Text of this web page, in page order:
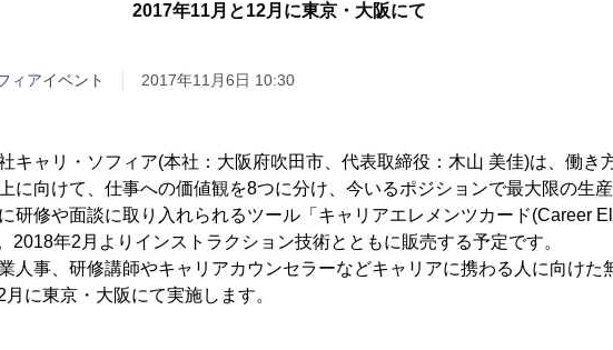
2017年11月と12月に東京・大阪にて
ィアイベント 2017年11月6日 10:30
キャリ・ソフィア(本社：大阪府吹田市、代表取締役：木山 美佳)は、働き
に向けて、仕事への価値観を8つに分け、今いるポジションで最大限の生
研修や面談に取り入れられるツール「キャリアエレメンツカード(Career
2018年2月よりインストラクション技術とともに販売する予定です。
人事、研修講師やキャリアカウンセラーなどキャリアに携わる人に向けた
に東京・大阪にて実施します。